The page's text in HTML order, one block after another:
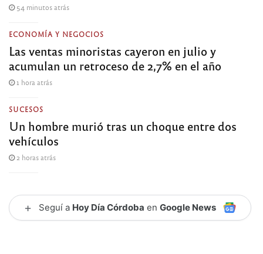
54 minutos atrás
ECONOMÍA Y NEGOCIOS
Las ventas minoristas cayeron en julio y
acumulan un retroceso de 2,7% en el año
1 hora atrás
SUCESOS
Un hombre murió tras un choque entre dos
vehículos
2 horas atrás
+ Seguí a Hoy Día Córdoba en Google News